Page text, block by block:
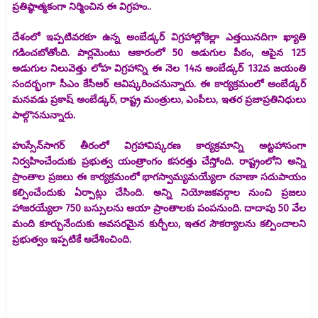
ప్రతిష్ఠాత్మకంగా నిర్మించిన ఈ విగ్రహం..
దేశంలో ఇప్పటివరకూ ఉన్న అంబేడ్కర్‌ విగ్రహాల్లోకెల్లా ఎత్తయినదిగా ఖ్యాతి
గడించబోతోంది. పార్లమెంటు ఆకారంలో 50 అడుగుల పీఠం, ఆపైన 125
అడుగుల నిలువెత్తు లోహ విగ్రహాన్ని ఈ నెల 14న అంబేడ్కర్‌ 132వ జయంతి
సందర్భంగా సీఎం కేసీఆర్‌ ఆవిష్కరించనున్నారు. ఈ కార్యక్రమంలో అంబేడ్కర్‌
మనవడు ప్రకాష్‌ అంబేడ్కర్‌, రాష్ట్ర మంత్రులు, ఎంపీలు, ఇతర ప్రజాప్రతినిధులు
పాల్గొననున్నారు.
హుస్సేన్‌సాగర్‌ తీరంలో విగ్రహావిష్కరణ కార్యక్రమాన్ని అట్టహాసంగా
నిర్వహించేందుకు ప్రభుత్వ యంత్రాంగం కసరత్తు చేస్తోంది. రాష్ట్రంలోని అన్ని
ప్రాంతాల ప్రజలు ఈ కార్యక్రమంలో భాగస్వామ్యమయ్యేలా రవాణా సదుపాయం
కల్పించేందుకు ఏర్పాట్లు చేసింది. అన్ని నియోజకవర్గాల నుంచి ప్రజలు
హాజరయ్యేలా 750 బస్సులను ఆయా ప్రాంతాలకు పంపనుంది. దాదాపు 50 వేల
మంది కూర్చునేందుకు అవసరమైన కుర్చీలు, ఇతర సౌకర్యాలను కల్పించాలని
ప్రభుత్వం ఇప్పటికే ఆదేశించింది.